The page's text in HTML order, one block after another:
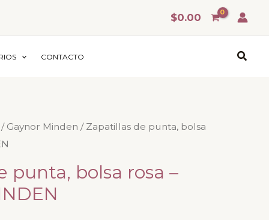
$0.00
CONTACTO
/ Gaynor Minden / Zapatillas de punta, bolsa
punta, bolsa rosa –